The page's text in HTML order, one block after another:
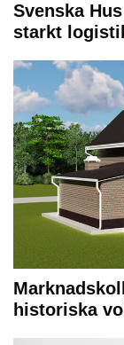
Svenska
starkt
historiska